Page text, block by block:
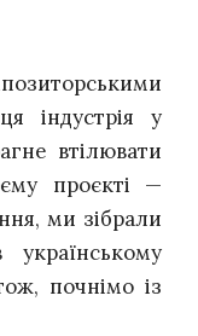
індустрія у
втілювати
проєкті —
ми зібрали
почнімо із